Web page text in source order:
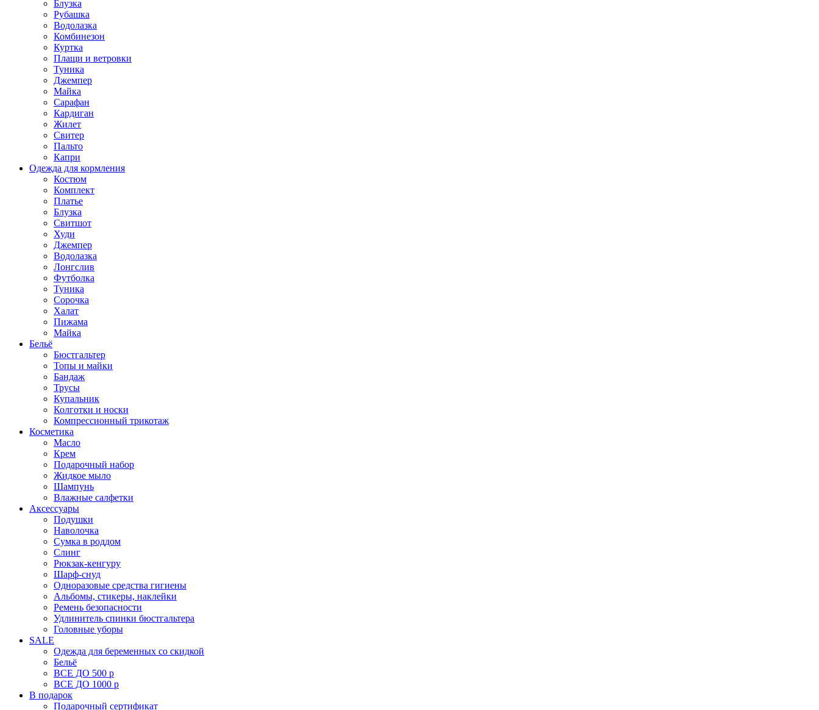
Блузка
Рубашка
Водолазка
Комбинезон
Куртка
Плащи и ветровки
Туника
Джемпер
Майка
Сарафан
Кардиган
Жилет
Свитер
Пальто
Капри
Одежда для кормления
Костюм
Комплект
Платье
Блузка
Свитшот
Худи
Джемпер
Водолазка
Лонгслив
Футболка
Туника
Сорочка
Халат
Пижама
Майка
Бельё
Бюстгальтер
Топы и майки
Бандаж
Трусы
Купальник
Колготки и носки
Компрессионный трикотаж
Косметика
Масло
Крем
Подарочный набор
Жидкое мыло
Шампунь
Влажные салфетки
Аксессуары
Подушки
Наволочка
Сумка в роддом
Cлинг
Рюкзак-кенгуру
Шарф-снуд
Одноразовые средства гигиены
Альбомы, стикеры, наклейки
Ремень безопасности
Удлинитель спинки бюстгальтера
Головные уборы
SALE
Одежда для беременных со скидкой
Бельё
ВСЕ ДО 500 р
ВСЕ ДО 1000 р
В подарок
Подарочный сертификат